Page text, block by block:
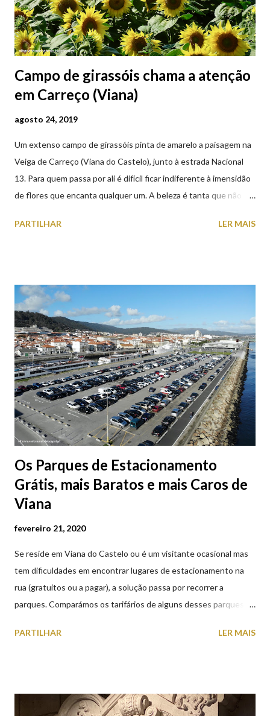
Campo de girassóis chama a atenção
em Carreço (Viana)
agosto 24, 2019
Um extenso campo de girassóis pinta de amarelo a paisagem na
Veiga de Carreço (Viana do Castelo), junto à estrada Nacional
13. Para quem passa por ali é difícil ficar indiferente à imensidão
de flores que encanta qualquer um. A beleza é tanta que não
aproveite a paisagem como cenário para tirar algumas
PARTILHAR LER MAIS
Os Parques de Estacionamento
Grátis, mais Baratos e mais Caros de
Viana
fevereiro 21, 2020
Se reside em Viana do Castelo ou é um visitante ocasional mas
tem dificuldades em encontrar lugares de estacionamento na
rua (gratuitos ou a pagar), a solução passa por recorrer a
parques. Comparámos os tarifários de alguns desses parques de
subterrâneos) perto do centro da cidade (entenda-se por
subterrâneos. O Parque da Estação Viana Shopping é grátis de
PARTILHAR LER MAIS